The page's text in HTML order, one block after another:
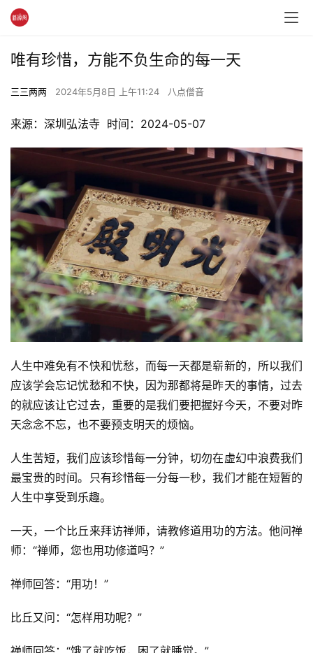
唯有珍惜，方能不负生命的每一天
三三两两 2024年5月8日 上午11:24 八点僧音
来源：深圳弘法寺  时间：2024-05-07
人生中难免有不快和忧愁，而每一天都是崭新的，所以我们
应该学会忘记忧愁和不快，因为那都将是昨天的事情，过去
的就应该让它过去，重要的是我们要把握好今天，不要对昨
天念念不忘，也不要预支明天的烦恼。
人生苦短，我们应该珍惜每一分钟，切勿在虚幻中浪费我们
最宝贵的时间。只有珍惜每一分每一秒，我们才能在短暂的
人生中享受到乐趣。
一天，一个比丘来拜访禅师，请教修道用功的方法。他问禅
师：“禅师，您也用功修道吗？”
禅师回答：“用功！”
比丘又问：“怎样用功呢？”